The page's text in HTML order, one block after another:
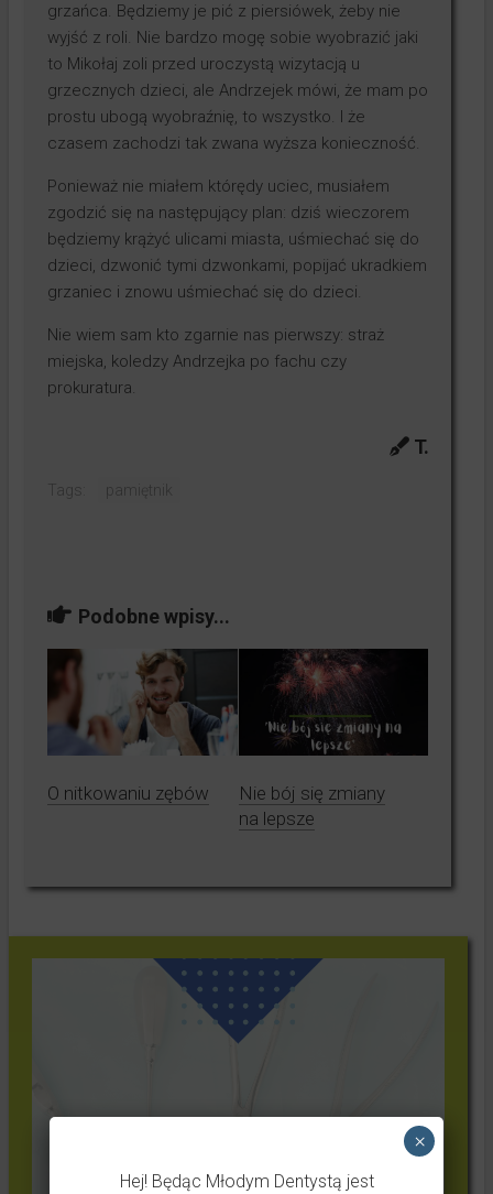
grzańca. Będziemy je pić z piersiówek, żeby nie
wyjść z roli. Nie bardzo mogę sobie wyobrazić jaki
to Mikołaj zoli przed uroczystą wizytacją u
grzecznych dzieci, ale Andrzejek mówi, że mam po
prostu ubogą wyobraźnię, to wszystko. I że
czasem zachodzi tak zwana wyższa konieczność.
Ponieważ nie miałem którędy uciec, musiałem
zgodzić się na następujący plan: dziś wieczorem
będziemy krążyć ulicami miasta, uśmiechać się do
dzieci, dzwonić tymi dzwonkami, popijać ukradkiem
grzaniec i znowu uśmiechać się do dzieci.
Nie wiem sam kto zgarnie nas pierwszy: straż
miejska, koledzy Andrzejka po fachu czy
prokuratura.
T.
Tags: pamiętnik
Podobne wpisy...
O nitkowaniu zębów
Nie bój się zmiany
na lepsze
Hej! Będąc Młodym Dentystą jest
×